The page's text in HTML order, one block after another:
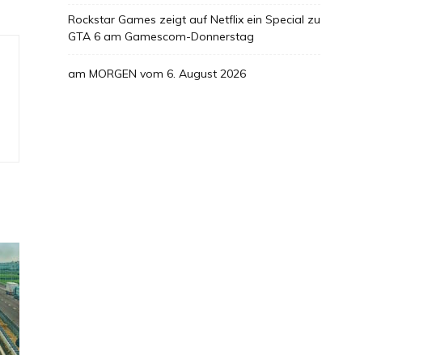
Rockstar Games zeigt auf Netflix ein Special zu
GTA 6 am Gamescom-Donnerstag
am MORGEN vom 6. August 2026